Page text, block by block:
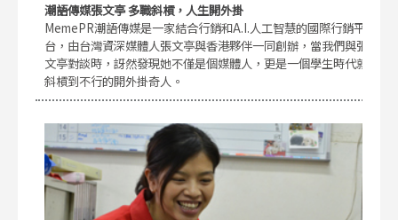
潮語傳媒張文亭 多職斜槓，人生開外掛
MemePR潮語傳媒是一家結合行銷和A.I.人工智慧的國際行銷平
台，由台灣資深媒體人張文亭與香港夥伴一同創辦，當我們與張
文亭對談時，訝然發現她不僅是個媒體人，更是一個學生時代就
斜槓到不行的開外掛奇人。